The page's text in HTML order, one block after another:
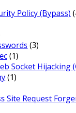
Policy (Bypass)
(3)
(1)
Socket Hijacking
(1)
Site Request